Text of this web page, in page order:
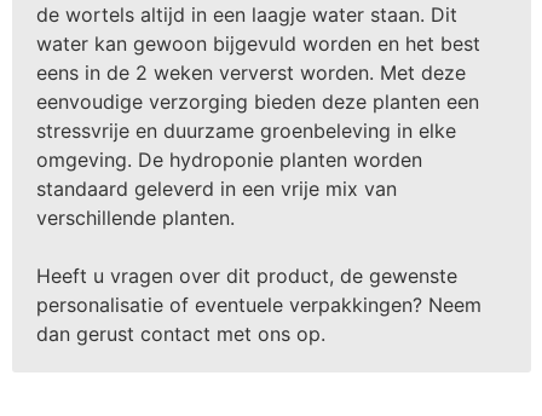
de wortels altijd in een laagje water staan. Dit
water kan gewoon bijgevuld worden en het best
eens in de 2 weken ververst worden. Met deze
eenvoudige verzorging bieden deze planten een
stressvrije en duurzame groenbeleving in elke
omgeving. De hydroponie planten worden
standaard geleverd in een vrije mix van
verschillende planten.
Heeft u vragen over dit product, de gewenste
personalisatie of eventuele verpakkingen? Neem
dan gerust contact met ons op.